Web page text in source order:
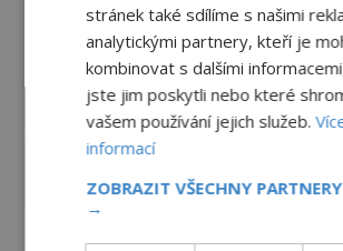
stránek také sdílíme s našimi
analytickými partnery, kteří je
kombinovat s dalšími
jste jim poskytli nebo které
vašem používání jejich služeb.
informací
ZOBRAZIT VŠECHNY PARTNERY
→